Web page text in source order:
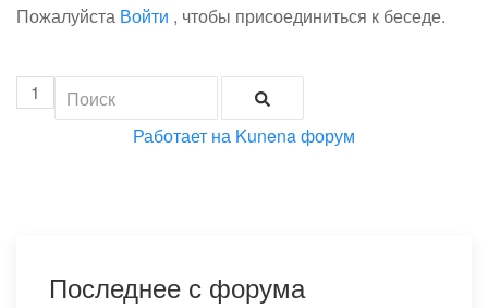
Пожалуйста Войти , чтобы присоединиться к беседе.
1
Работает на Kunena форум
Последнее с форума